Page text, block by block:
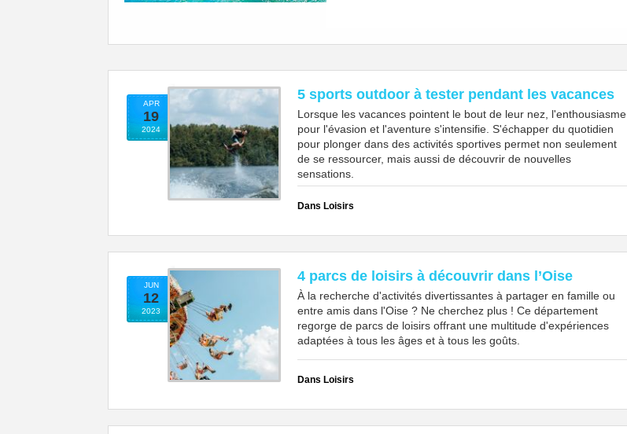
APR
19
2024
5 sports outdoor à tester pendant les vacances
Lorsque les vacances pointent le bout de leur nez, l'enthousiasme
pour l'évasion et l'aventure s'intensifie. S'échapper du quotidien
pour plonger dans des activités sportives permet non seulement
de se ressourcer, mais aussi de découvrir de nouvelles
sensations.
Dans Loisirs
JUN
12
2023
4 parcs de loisirs à découvrir dans l’Oise
À la recherche d'activités divertissantes à partager en famille ou
entre amis dans l'Oise ? Ne cherchez plus ! Ce département
regorge de parcs de loisirs offrant une multitude d'expériences
adaptées à tous les âges et à tous les goûts.
Dans Loisirs